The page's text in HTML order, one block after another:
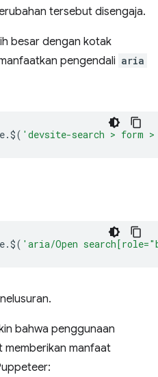
tersebut disengaja.
besar dengan kotak
pengendali aria
.$( 'devsite-search > form
.$( 'aria/Open
bahwa penggunaan
memberikan manfaat